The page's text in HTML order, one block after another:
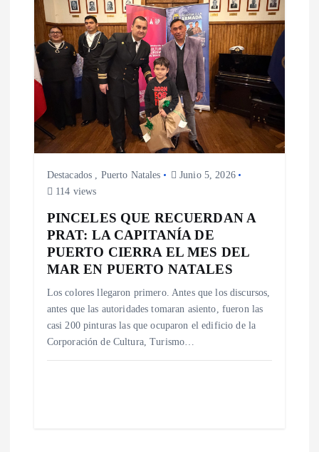
Destacados , Puerto Natales
Junio 5, 2026
114 views
PINCELES QUE RECUERDAN A
PRAT: LA CAPITANÍA DE
PUERTO CIERRA EL MES DEL
MAR EN PUERTO NATALES
Los colores llegaron primero. Antes que los discursos,
antes que las autoridades tomaran asiento, fueron las
casi 200 pinturas las que ocuparon el edificio de la
Corporación de Cultura, Turismo…